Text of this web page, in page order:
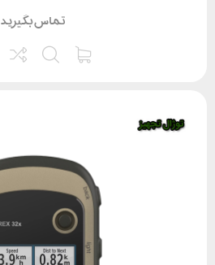
تماس بگیرید